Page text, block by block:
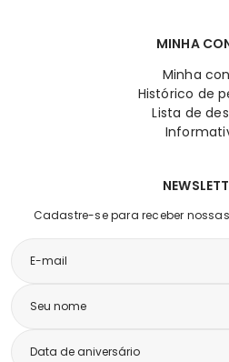
MINHA
Minha
Histórico de
Lista de
Cadastre-se para receber